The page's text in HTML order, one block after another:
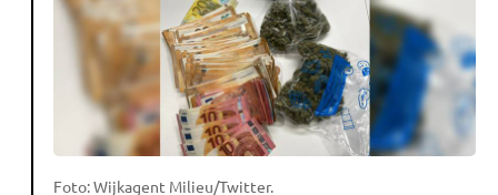
Foto: Wijkagent Milieu/Twitter.